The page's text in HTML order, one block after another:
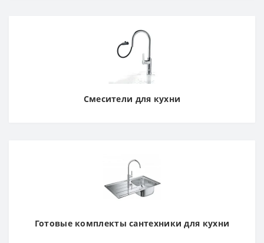
Смесители для кухни
Готовые комплекты сантехники для кухни